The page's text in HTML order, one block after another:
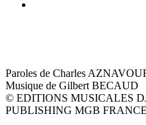
Paroles de Charles
Musique de Gilbert BECAUD
© EDITIONS MUSICALES
PUBLISHING MGB